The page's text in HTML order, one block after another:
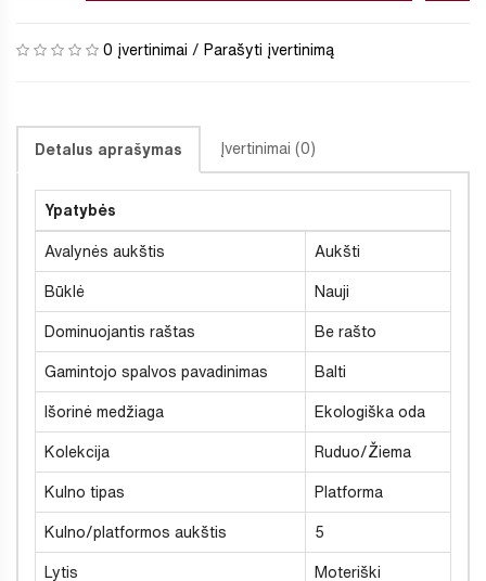
0 įvertinimai / Parašyti įvertinimą
Detalus aprašymas Įvertinimai (0)
Ypatybės
Avalynės aukštis Aukšti
Būklė Nauji
Dominuojantis raštas Be rašto
Gamintojo spalvos pavadinimas Balti
Išorinė medžiaga Ekologiška oda
Kolekcija Ruduo/Žiema
Kulno tipas Platforma
Kulno/platformos aukštis 5
Lytis Moteriški